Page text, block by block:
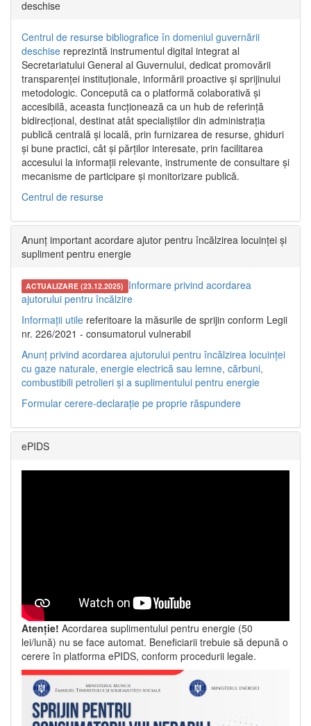
deschise
Centrul de resurse bibliografice în domeniul guvernării
deschise reprezintă instrumentul digital integrat al
Secretariatului General al Guvernului, dedicat promovării
transparenței instituționale, informării proactive și sprijinului
metodologic. Concepută ca o platformă colaborativă și
accesibilă, aceasta funcționează ca un hub de referință
bidirecțional, destinat atât specialiștilor din administrația
publică centrală și locală, prin furnizarea de resurse, ghiduri
și bune practici, cât și părților interesate, prin facilitarea
accesului la informații relevante, instrumente de consultare și
mecanisme de participare și monitorizare publică.
Centrul de resurse
Anunț important acordare ajutor pentru încălzirea locuinței și
supliment pentru energie
ACTUALIZARE (23.12.2025) Informare privind acordarea
ajutorului pentru încălzire
Informații utile referitoare la măsurile de sprijin conform Legii
nr. 226/2021 - consumatorul vulnerabil
Anunț privind acordarea ajutorului pentru încălzirea locuinței
cu gaze naturale, energie electrică sau lemne, cărbuni,
combustibili petrolieri și a suplimentului pentru energie
Formular cerere-declarație pe proprie răspundere
ePIDS
Atenție! Acordarea suplimentului pentru energie (50
lei/lună) nu se face automat. Beneficiarii trebuie să depună o
cerere în platforma ePIDS, conform procedurii legale.